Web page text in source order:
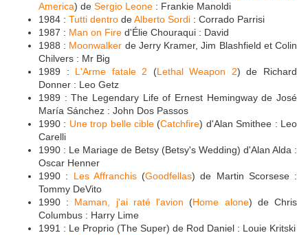
America) de Sergio Leone : Frankie Manoldi
1984 : Tutti dentro deAlberto Sordi : Corrado Parrisi
1987 : Man on Fire d'Élie Chouraqui : David
1988 : Moonwalker de Jerry Kramer, Jim Blashfield et Colin
Chilvers : Mr Big
1989 : L'Arme fatale 2 (Lethal Weapon 2) de Richard
Donner : Leo Getz
1989 : The Legendary Life of Ernest Hemingway de José
María Sánchez : John Dos Passos
1990 : Une trop belle cible (Catchfire) d'Alan Smithee : Leo
Carelli
1990 : Le Mariage de Betsy (Betsy's Wedding) d'Alan Alda :
Oscar Henner
1990 : Les Affranchis(Goodfellas) de Martin Scorsese :
Tommy DeVito
1990 : Maman, j'ai raté l'avion (Home alone) de Chris
Columbus : Harry Lime
1991 : Le Proprio (The Super) de Rod Daniel : Louie Kritski